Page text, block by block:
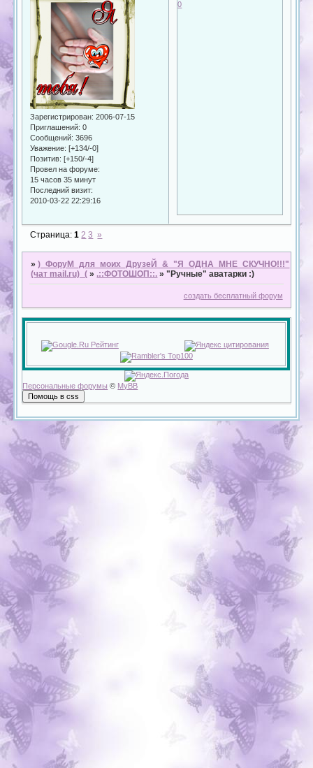
Зарегистрирован: 2006-07-15
Приглашений: 0
Сообщений: 3696
Уважение: [+134/-0]
Позитив: [+150/-4]
Провел на форуме:
15 часов 35 минут
Последний визит:
2010-03-22 22:29:16
0
Страница:1 2 3 »
»)_ФоруМ_для_моих_ДрузеЙ_&_"Я_ОДНА_МНЕ_СКУЧНО!!!"
(чат mail.ru)_( » .::ФОТОШОП::. »"Ручные" аватарки :)
создать бесплатный форум
Персональные форумы © MyBB